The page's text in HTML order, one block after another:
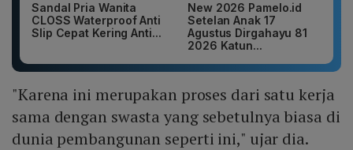
Sandal Pria Wanita
CLOSS Waterproof Anti
Slip Cepat Kering Anti...
New 2026 Pamelo.id
Setelan Anak 17
Agustus Dirgahayu 81
2026 Katun...
"Karena ini merupakan proses dari satu kerja
sama dengan swasta yang sebetulnya biasa di
dunia pembangunan seperti ini," ujar dia.